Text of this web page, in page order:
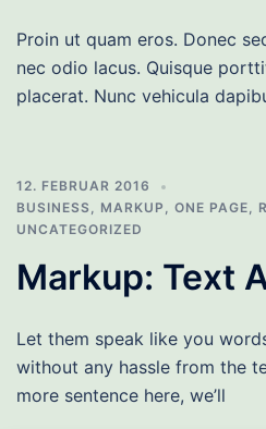
Proin ut quam eros. Donec
nec odio lacus. Quisque
placerat. Nunc vehicula
12. FEBRUAR 2016
BUSINESS , MARKUP , ONE PAGE,
UNCATEGORIZED
Markup: Text
Let them speak like you
without any hassle from the
more sentence here, we’ll